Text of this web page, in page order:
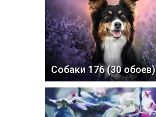
Собаки 176 (30 обоев)